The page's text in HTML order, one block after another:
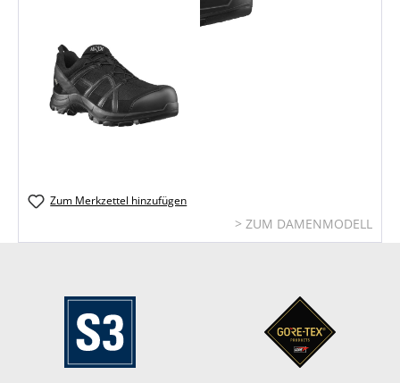
Zum Merkzettel hinzufügen
> ZUM DAMENMODELL